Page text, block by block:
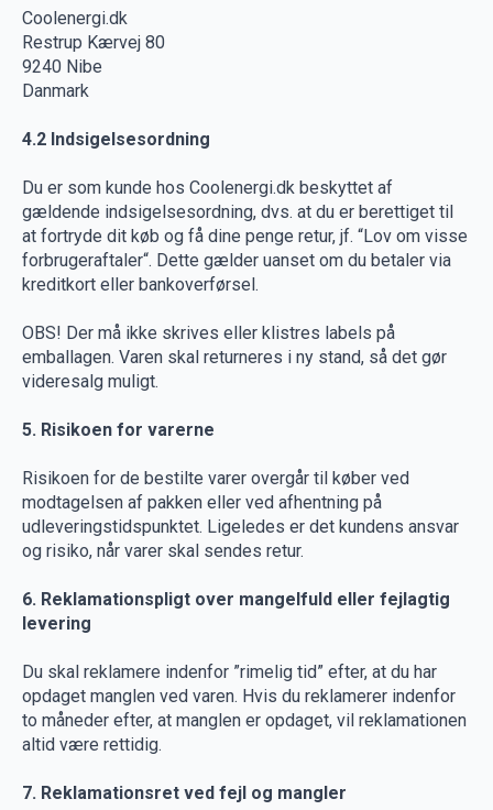
Coolenergi.dk
Restrup Kærvej 80
9240 Nibe
Danmark
4.2 Indsigelsesordning
Du er som kunde hos Coolenergi.dk beskyttet af
gældende indsigelsesordning, dvs. at du er berettiget til
at fortryde dit køb og få dine penge retur, jf. “Lov om visse
forbrugeraftaler“. Dette gælder uanset om du betaler via
kreditkort eller bankoverførsel.
OBS! Der må ikke skrives eller klistres labels på
emballagen. Varen skal returneres i ny stand, så det gør
videresalg muligt.
5. Risikoen for varerne
Risikoen for de bestilte varer overgår til køber ved
modtagelsen af pakken eller ved afhentning på
udleveringstidspunktet. Ligeledes er det kundens ansvar
og risiko, når varer skal sendes retur.
6. Reklamationspligt over mangelfuld eller fejlagtig
levering
Du skal reklamere indenfor ”rimelig tid” efter, at du har
opdaget manglen ved varen. Hvis du reklamerer indenfor
to måneder efter, at manglen er opdaget, vil reklamationen
altid være rettidig.
7. Reklamationsret ved fejl og mangler